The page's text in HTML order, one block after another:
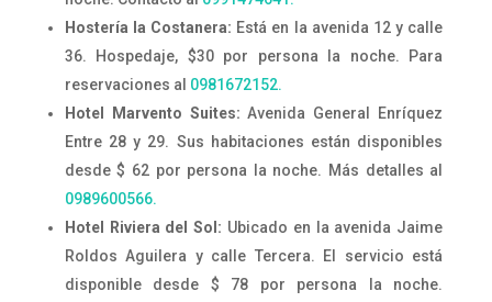
Hostería la Costanera: Está en la avenida 12 y calle
36. Hospedaje, $30 por persona la noche. Para
reservaciones al 0981672152.
Hotel Marvento Suites:Avenida General Enríquez
Entre 28 y 29. Sus habitaciones están disponibles
desde $ 62 por persona la noche. Más detalles al
0989600566.
Hotel Riviera del Sol: Ubicado en la avenida Jaime
Roldos Aguilera y calle Tercera. El servicio está
disponible desde $ 78 por persona la noche.